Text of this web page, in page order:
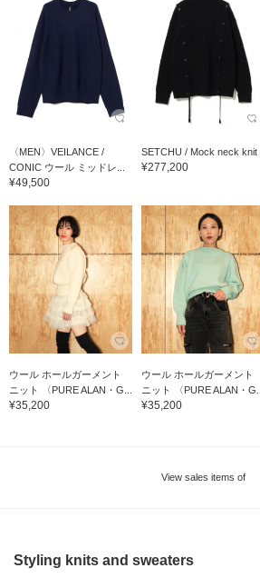
〈MEN〉VEILANCE /
CONIC ウール ミッドレ...
¥49,500
SETCHU / Mock neck knit
¥277,200
ウール ホールガーメント
ニット 〈PURE ALAN・G...
¥35,200
ウール ホールガーメント
ニット 〈PURE ALAN・G...
¥35,200
View sales items of
Styling knits and sweaters